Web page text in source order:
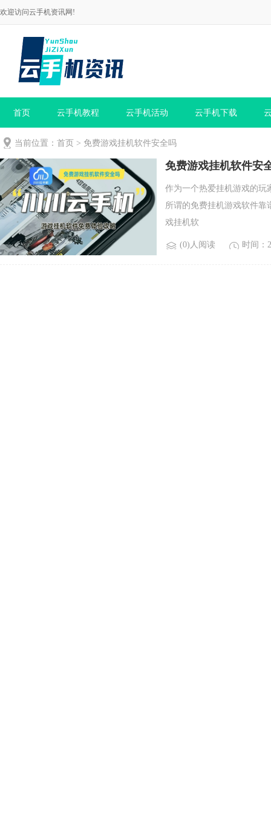
欢迎访问云手机资讯网!
首页 云手机教程 云手机活动 云手机下载
当前位置： 首页 > 免费游戏挂机软件安全吗
免费游戏挂机软件安
作为一个热爱挂机游戏的玩
所谓的免费挂机游戏软件靠
戏挂机软
(0)人阅读 时间：